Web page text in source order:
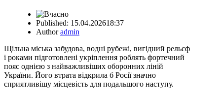
Published: 15.04.202618:37
Authoradmin
Щільна міська забудова, водні рубежі, вигідний рельєф
і роками підготовлені укріплення роблять фортечний
пояс однією з найважливіших оборонних ліній
України. Його втрата відкрила б Росії значно
сприятливішу місцевість для подальшого наступу.